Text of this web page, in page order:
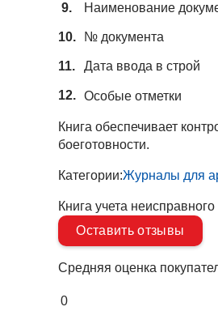
Наименование
№ документа
Дата ввода в строй
Особые отметки
Книга обеспечивает
боеготовности.
Категории:Журналы для
Книга учета
Оставить отзывы
Средняя оценка
0